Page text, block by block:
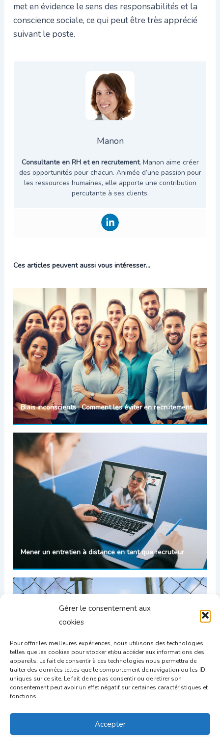
Gérer le consentement aux
cookies
Pour offrir les meilleures expériences, nous utilisons des technologies
telles que les cookies pour stocker et/ou accéder aux informations des
appareils. Le fait de consentir à ces technologies nous permettra de
traiter des données telles que le comportement de navigation ou les ID
uniques sur ce site. Le fait de ne pas consentir ou de retirer son
consentement peut avoir un effet négatif sur certaines caractéristiques et
fonctions.
Accepter
met en évidence le sens des responsabilités et la
conscience sociale, ce qui peut être très apprécié
suivant le poste.
Manon
Consultante en RH et en recrutement, Manon aime créer
des opportunités pour chacun. Animée d’une passion pour
les ressources humaines, elle apporte une contribution
percutante à ses clients.
Ces articles peuvent aussi vous intéresser...
Biais inconscients : Comment les éviter en recrutement
Mener un entretien à distance en tant que recruteur
Recruteur : Les questions interdites en entretien
d’embauche